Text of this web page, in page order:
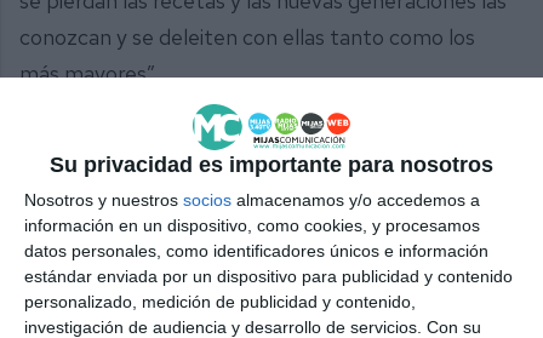
Su privacidad es importante para nosotros
Nosotros y nuestros socios almacenamos y/o accedemos a
información en un dispositivo, como cookies, y procesamos
datos personales, como identificadores únicos e información
estándar enviada por un dispositivo para publicidad y contenido
personalizado, medición de publicidad y contenido,
investigación de audiencia y desarrollo de servicios. Con su
conozcan y se deleiten con ellas tanto como los
más mayores”.
Comparte esta noticia desde el siguiente enlace:
https://mijascom.com/?a=30275
POTAJE VIGILIA GASTRONOMÍA SEMANA SANTA
MIJAS